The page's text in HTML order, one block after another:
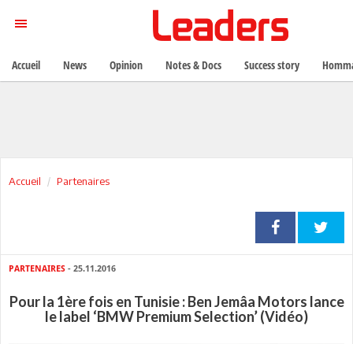
Accueil Partenaires
PARTENAIRES - 25.11.2016
Pour la 1ère fois en Tunisie : Ben Jemâa Motors lance
le label ‘BMW Premium Selection’ (Vidéo)
Accueil News Opinion Notes & Docs Success story